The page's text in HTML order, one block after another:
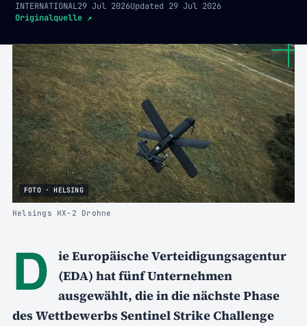
INTERNATIONAL29 Jul 2026Updated 29 Jul 2026
Originalquelle ↗
FOTO · HELSING
Helsings HX-2 Drohne
D
ie Europäische Verteidigungsagentur
(EDA) hat fünf Unternehmen
ausgewählt, die in die nächste Phase
des Wettbewerbs Sentinel Strike Challenge